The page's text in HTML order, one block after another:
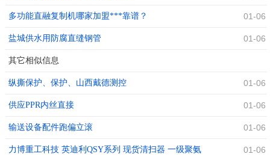
多功能直融复制机哪家加盟***靠谱？ 01-06
盐城供水用防腐直缝钢管 01-06
其它相似信息
纵撕保护、保护、山西戴德测控 01-06
供应PPR内丝直接 01-06
输送设备配件跑偏立滚 01-06
力博重工科技 英迪利QSY系列 现货清扫器 一级聚氨 01-06